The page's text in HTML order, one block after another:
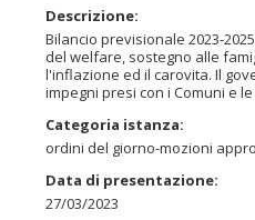
Descrizione:
Bilancio previsionale 2023-
del welfare, sostegno alle
l'inflazione ed il carovita. Il
impegni presi con i Comuni e
Categoria istanza:
ordini del giorno-mozioni
Data di presentazione:
27/03/2023